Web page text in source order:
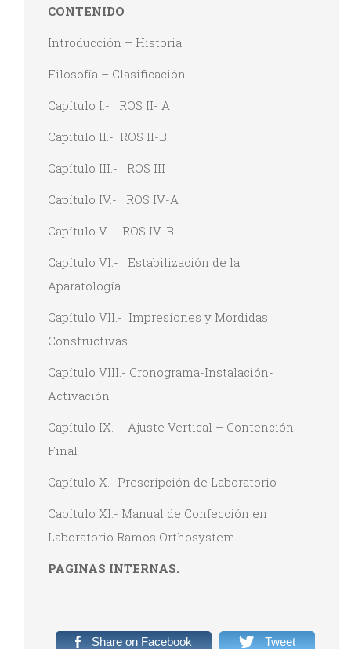
CONTENIDO
Introducción – Historia
Filosofía – Clasificación
Capítulo I.- ROS II- A
Capítulo II.- ROS II-B
Capítulo III.- ROS III
Capítulo IV.- ROS IV-A
Capítulo V.- ROS IV-B
Capítulo VI.- Estabilización de la
Aparatología
Capítulo VII.- Impresiones y Mordidas
Constructivas
Capítulo VIII.- Cronograma-Instalación-
Activación
Capítulo IX.- Ajuste Vertical – Contención
Final
Capítulo X.- Prescripción de Laboratorio
Capítulo XI.- Manual de Confección en
Laboratorio Ramos Orthosystem
PAGINAS INTERNAS.
Share on Facebook
Tweet